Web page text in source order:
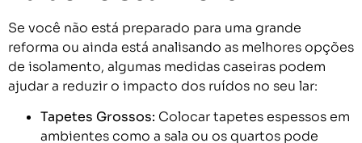
Se você não está preparado para uma grande
reforma ou ainda está analisando as melhores opções
de isolamento, algumas medidas caseiras podem
ajudar a reduzir o impacto dos ruídos no seu lar:
Tapetes Grossos: Colocar tapetes espessos em
ambientes como a sala ou os quartos pode